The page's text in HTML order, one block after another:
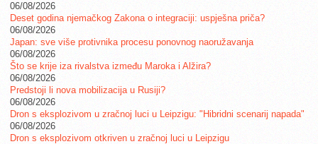
06/08/2026
Deset godina njemačkog Zakona o integraciji: uspješna priča?
06/08/2026
Japan: sve više protivnika procesu ponovnog naoružavanja
06/08/2026
Što se krije iza rivalstva između Maroka i Alžira?
06/08/2026
Predstoji li nova mobilizacija u Rusiji?
06/08/2026
Dron s eksplozivom u zračnoj luci u Leipzigu: "Hibridni scenarij napada"
06/08/2026
Dron s eksplozivom otkriven u zračnoj luci u Leipzigu